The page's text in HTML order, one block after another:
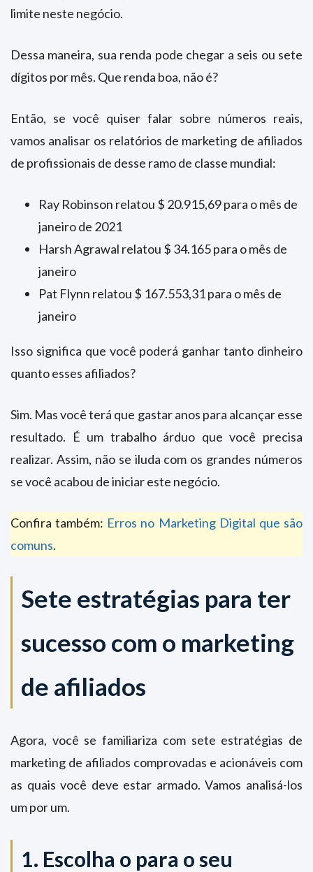
limite neste negócio.
Dessa maneira, sua renda pode chegar a seis ou sete
dígitos por mês. Que renda boa, não é?
Então, se você quiser falar sobre números reais,
vamos analisar os relatórios de marketing de afiliados
de profissionais de desse ramo de classe mundial:
Ray Robinson relatou $ 20.915,69 para o mês de
janeiro de 2021
Harsh Agrawal relatou $ 34.165 para o mês de
janeiro
Pat Flynn relatou $ 167.553,31 para o mês de
janeiro
Isso significa que você poderá ganhar tanto dinheiro
quanto esses afiliados?
Sim. Mas você terá que gastar anos para alcançar esse
resultado. É um trabalho árduo que você precisa
realizar. Assim, não se iluda com os grandes números
se você acabou de iniciar este negócio.
Confira também: Erros no Marketing Digital que são
comuns.
Sete estratégias para ter
sucesso com o marketing
de afiliados
Agora, você se familiariza com sete estratégias de
marketing de afiliados comprovadas e acionáveis ​​com
as quais você deve estar armado. Vamos analisá-los
um por um.
1. Escolha o para o seu